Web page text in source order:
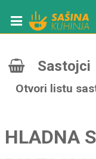
Sastojci
Otvori listu
HLADNA